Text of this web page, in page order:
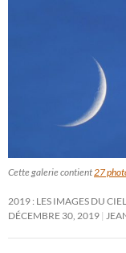
Cette galerie contient 27
2019 : LES IMAGES DU
DÉCEMBRE 30, 2019